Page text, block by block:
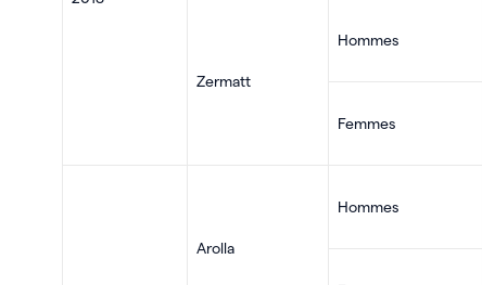
Zermatt
Hommes
Femmes
Arolla
Hommes